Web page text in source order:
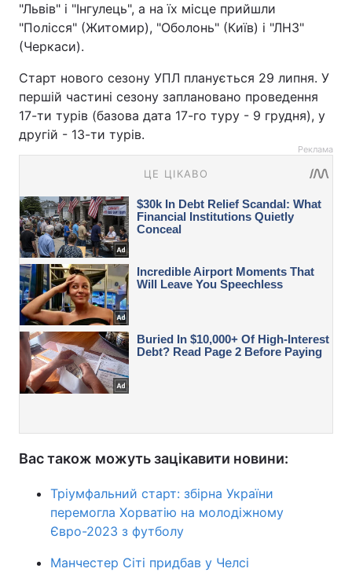
"Львів" і "Інгулець", а на їх місце прийшли
"Полісся" (Житомир), "Оболонь" (Київ) і "ЛНЗ"
(Черкаси).
Старт нового сезону УПЛ планується 29 липня. У
першій частині сезону заплановано проведення
17-ти турів (базова дата 17-го туру - 9 грудня), у
другій - 13-ти турів.
Реклама
Вас також можуть зацікавити новини:
Тріумфальний старт: збірна України
перемогла Хорватію на молодіжному
Євро-2023 з футболу
Манчестер Сіті придбав у Челсі